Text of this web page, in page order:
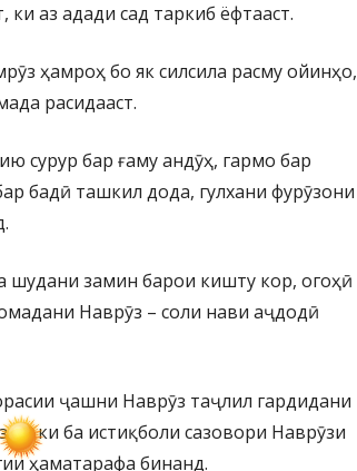
аз адади сад таркиб ёфтааст.
ҳамроҳ бо як силсила расму ойинҳо,
расидааст.
сурур бар ғаму андӯҳ, гармо бар
бадӣ ташкил дода, гулхани фурӯзони
замин барои кишту кор, огоҳӣ
Наврӯз – соли нави аҷдодӣ
ҷашни Наврӯз таҷлил гардидани
ки ба истиқболи сазовори Наврӯзи
ҳаматарафа бинанд.